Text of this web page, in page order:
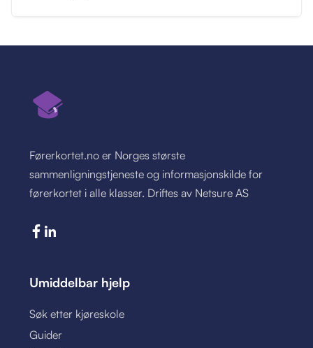
Førerkortet.no er Norges største
sammenligningstjeneste og informasjonskilde for
førerkortet i alle klasser. Driftes av Netsure AS
Umiddelbar hjelp
Søk etter kjøreskole
Guider